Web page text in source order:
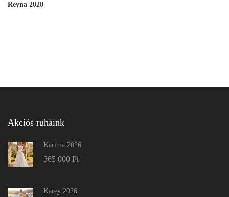
Reyna 2020
Akciós ruháink
Karima 2026
365 000 Ft
Karey 2026